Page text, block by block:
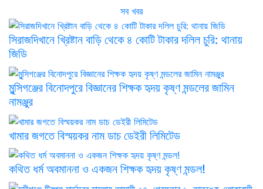
সব খবর
সিরাজদিখানে খ্রিষ্টান বাড়ি থেকে ৪ কোটি টাকার দলিল চুরি: থানায়
জিডি
মুন্সিগঞ্জের বিনোদপুরে বিজ্ঞানের শিক্ষক হৃদয় কৃষ্ণ মন্ডলের জামিন
নামঞ্জুর
খামার জগতে বিস্ময়কর নাম ডাচ ডেইরী লিমিটেড
কথিত ধর্ম অবমাননা ও একজন শিক্ষক হৃদয় কৃষ্ণ মন্ডল!